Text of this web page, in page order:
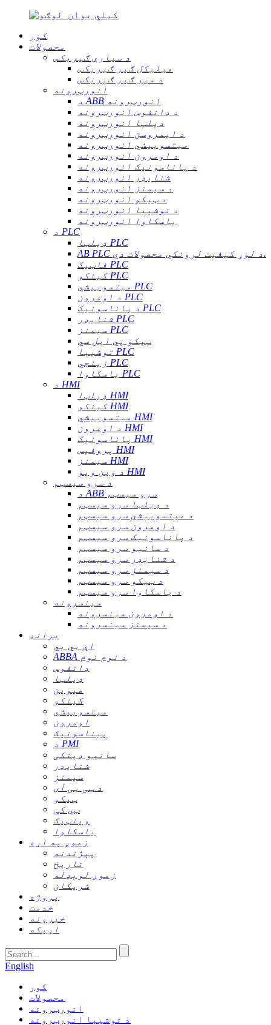
کور
محصولات
د سیارې ګیربکس
هیلیکل ګیر ګیربکس
د سپر ګیر ګیربکس
انورټرونه
د ABB انورټرونه
د ډانفوس انورټرونه
دیلټا انورټرونه
د ایمروسن انورټرونه
میتسوبیشي انورټرونه
د اومرون انورټرونه
د پاناسونیک انورټرونه
شنایډر انورټرونه
د سیمنز انورټرونه
د ټیکو انورټرونه
د توشیبا انورټرونه
یاسکاوا انورټرونه
د PLC
ډیلټا PLC
AB PLC د لوړ کیفیت لرونکي محصولات دي.
فاټیک PLC
کینکو PLC
میتسوبیشي PLC
د اومرون PLC
د پاناسونیک PLC
شنایډر PLC
سیمنز PLC
ټیکو پي ایل سي
توشیبا PLC
زینجي PLC
یاسکاوا PLC
د HMI
ډیلټا HMI
کینکو HMI
میتسوبیشي HMI
د اومرون HMI
پاناسونیک HMI
پروفیس HMI
سیمنز HMI
د وین ویو HMI
د سرو سیسټم
د ABB سرو سیسټم
د ډیلټا سرو سیسټم
د میتسوبیشي سرو سیسټم
د اومرون سرو سیسټم
د پاناسونیک سرو سیسټم
د سانیو سرو سیسټم
د شنایډر سرو سیسټم
د سیمنز سرو سیسټم
د ټیکو سرو سیسټم
د یاسکاوا سرو سیسټم
سینسرونه
د اومرون سینسرونه
د سیمنز سینسرونه
برانډ
اې بي بي
ABBA د نوم نوم
ډانفوس
ډیلټا
هیوین
کینکو
میتسوبیشي
اومرون
پیناسونیک
د PMI
سانیو ډینکی
شنایډر
سیمنز
د ټی بی آی
ټیکو
ټي کې
وینټیک
یاسکاوا
زموږ په اړه
پېژندنه
تاریخ
زموږ لوبډله
شریکان
پروژه
خدمت
خبرونه
اړیکه
English
کور
محصولات
انورټرونه
د توشیبا انورټرونه